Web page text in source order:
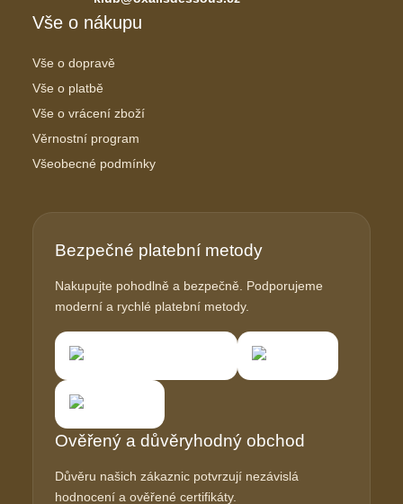
Vše o nákupu
Vše o dopravě
Vše o platbě
Vše o vrácení zboží
Věrnostní program
Všeobecné podmínky
Bezpečné platební metody
Nakupujte pohodlně a bezpečně. Podporujeme
moderní a rychlé platební metody.
Ověřený a důvěryhodný obchod
Důvěru našich zákaznic potvrzují nezávislá
hodnocení a ověřené certifikáty.